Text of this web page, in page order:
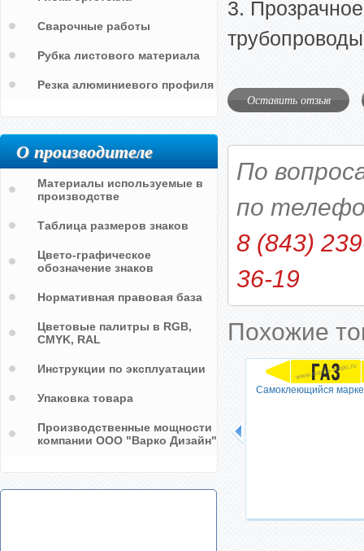
3.
Оставить отзыв
По
по
8 (843)
36-19
Похожие
Самоклеющийся
Сварочные работы
Рубка листового материала
Резка алюминиевого профиля
О производителе
Материалы используемые в
производстве
Таблица размеров знаков
Цвето-графическое
обозначение знаков
Нормативная правовая база
Цветовые палитры в RGB,
CMYK, RAL
Инструкции по эксплуатации
Упаковка товара
Производственные мощности
компании ООО "Варко Дизайн"